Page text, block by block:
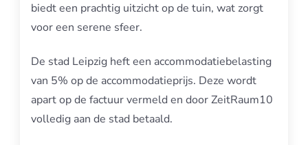
biedt een prachtig uitzicht op de tuin, wat zorgt
voor een serene sfeer.
De stad Leipzig heft een accommodatiebelasting
van 5% op de accommodatieprijs. Deze wordt
apart op de factuur vermeld en door ZeitRaum10
volledig aan de stad betaald.